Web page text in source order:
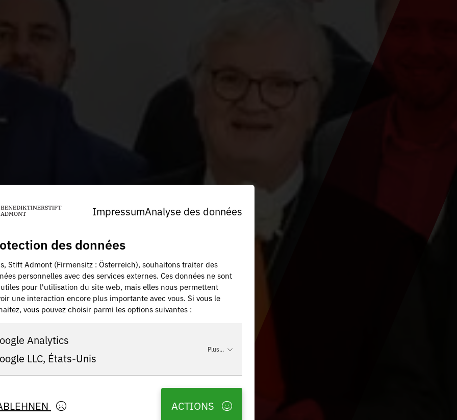
ImpressumAnalyse des données
des données
Stift Admont (Firmensitz : Österreich), souhaitons traiter des
personnelles avec des services externes. Ces données ne sont
pour l'utilisation du site web, mais elles nous permettent
une interaction encore plus importante avec vous. Si vous le
vous pouvez choisir parmi les options suivantes :
Analytics
LLC, États-Unis
Plus...
ACTIONS